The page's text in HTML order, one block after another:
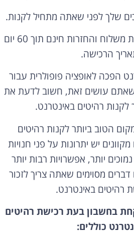
שלך לפני שאתה מתחיל לקנות.
– קנה בחנויות המספקות משלוח והחזרות חינם תוך 60 יום
הרכישה.
הפכה לאופציה פופולרית עבור
שאתם עושים זאת, חשוב לדעת את
לקנות רהיטים באינטרנט.
הטוב ביותר לקנות רהיטים
יש יתרונות על פני חנויות
יותר, אפשרויות רבות יותר
מסוימים שאתה צריך לזכור
רהיטים באינטרנט.
בחשבון בעת רכישת רהיטים
כוללים: